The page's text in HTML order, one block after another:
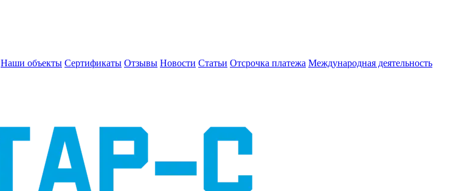
Наши объекты Сертификаты Отзывы Новости Статьи Отсрочка платежа Международная деятельность